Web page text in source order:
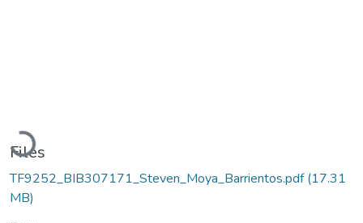
Loading...
Files
TF9252_BIB307171_Steven_Moya_Barrientos.pdf(17.31
MB)